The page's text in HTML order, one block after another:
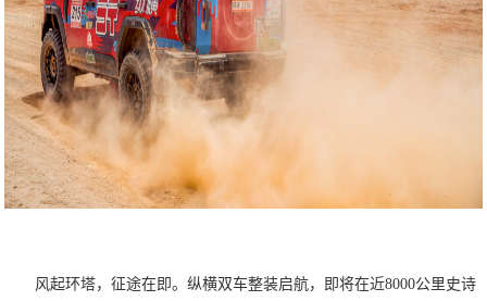
风起环塔，征途在即。纵横双车整装启航，即将在近8000公里史诗